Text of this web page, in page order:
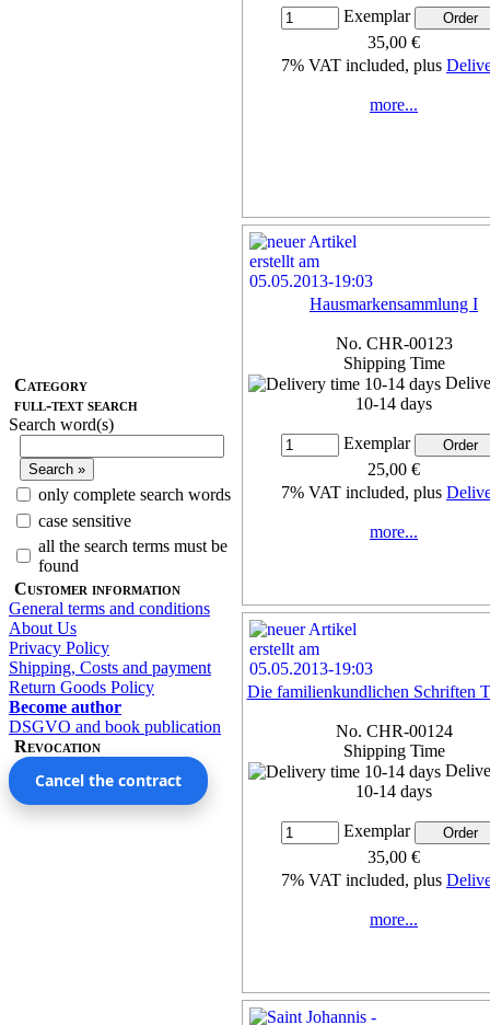
Category
full-text search
Search word(s)
only complete search words
case sensitive
all the search terms must be
found
Customer information
General terms and conditions
About Us
Privacy Policy
Shipping, Costs and payment
Return Goods Policy
Become author
DSGVO and book publication
Revocation
Cancel the contract
Exemplar
35,00 €
7% VAT included, plus
more...
Hausmarkensammlung I
No. CHR-00123
Shipping Time
10-14 days
Exemplar
25,00 €
7% VAT included, plus
more...
Die familienkundlichen Schriften
No. CHR-00124
Shipping Time
10-14 days
Exemplar
35,00 €
7% VAT included, plus
more...